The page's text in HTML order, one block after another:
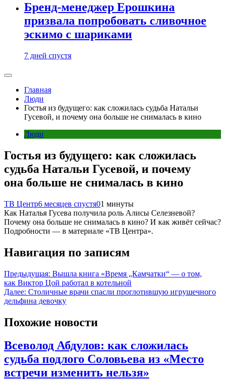
Бренд-менеджер Ерошкина
призвала попробовать сливочное
эскимо с шариками
7 дней спустя
Главная
Люди
Гостья из будущего: как сложилась судьба Натальи
Гусевой, и почему она больше не снималась в кино
Люди
Гостья из будущего: как сложилась
судьба Натальи Гусевой, и почему
она больше не снималась в кино
ТВ Центр6 месяцев спустя01 минуты
Как Наталья Гусева получила роль Алисы Селезневой?
Почему она больше не снималась в кино? И как живёт сейчас?
Подробности — в материале «ТВ Центра».
Навигация по записям
Предыдущая: Вышла книга «Время „Камчатки“ — о том,
как Виктор Цой работал в котельной
Далее: Столичные врачи спасли проглотившую игрушечного
дельфина девочку
Похожие новости
Всеволод Абдулов: как сложилась
судьба подлого Соловьева из «Место
встречи изменить нельзя»